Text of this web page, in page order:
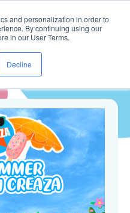
and personalization in order to
By continuing using our
in our User Terms.
Decline )